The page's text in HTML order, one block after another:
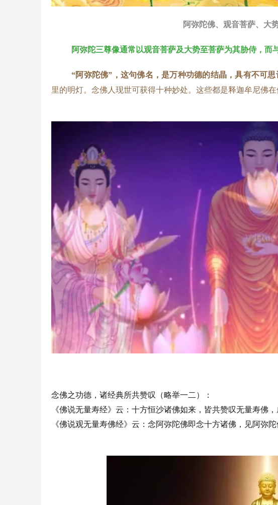
阿弥陀佛、观音菩萨、大
阿弥陀三尊像通常以观音菩萨及大势至菩萨为其胁侍，而
“阿弥陀佛”，这句佛名，是万种功德的结晶，具有不可
里的明灯。念佛人现世可获得十种妙处。这些都是释迦牟尼佛在
念佛之功德，诸经典所共赞叹（略举一二）：
《佛说无量寿经》云：十方恒沙诸佛如来，皆共赞叹无量寿佛，
《佛说观无量寿佛经》云：念阿弥陀佛即念十方诸佛，见阿弥陀